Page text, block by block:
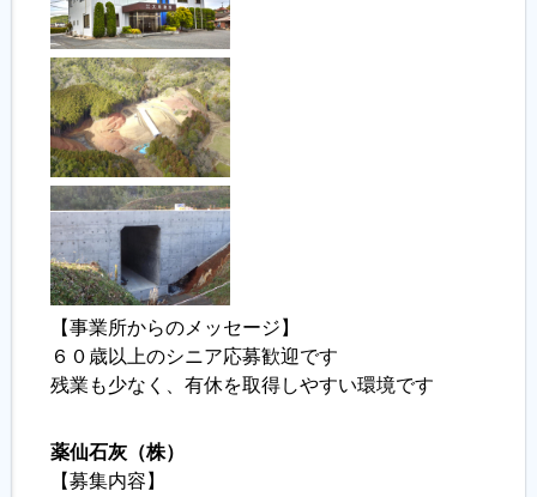
【事業所からのメッセージ】
６０歳以上のシニア応募歓迎です
残業も少なく、有休を取得しやすい環境です
薬仙石灰（株）
【募集内容】